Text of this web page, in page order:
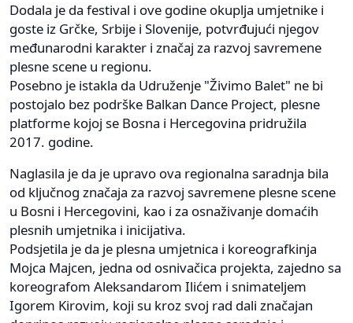
Dodala je da festival i ove godine okuplja umjetnike i
goste iz Grčke, Srbije i Slovenije, potvrđujući njegov
međunarodni karakter i značaj za razvoj savremene
plesne scene u regionu.
Posebno je istakla da Udruženje "Živimo Balet" ne bi
postojalo bez podrške Balkan Dance Project, plesne
platforme kojoj se Bosna i Hercegovina pridružila
2017. godine.
Naglasila je da je upravo ova regionalna saradnja bila
od ključnog značaja za razvoj savremene plesne scene
u Bosni i Hercegovini, kao i za osnaživanje domaćih
plesnih umjetnika i inicijativa.
Podsjetila je da je plesna umjetnica i koreografkinja
Mojca Majcen, jedna od osnivačica projekta, zajedno sa
koreografom Aleksandarom Ilićem i snimateljem
Igorem Kirovim, koji su kroz svoj rad dali značajan